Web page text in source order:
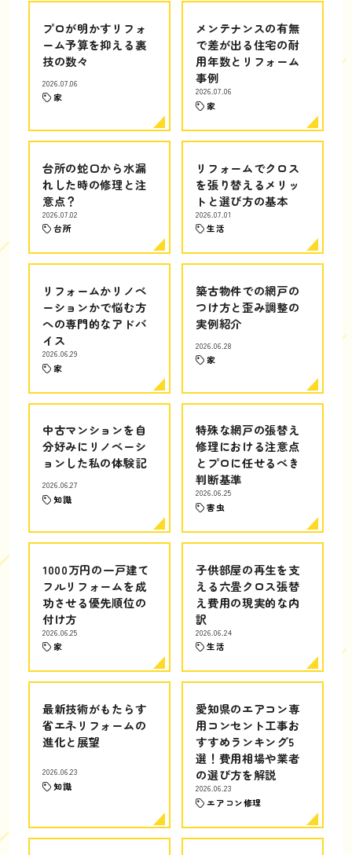
プロが明かすリフォ
ーム予算を抑える裏
技の数々
2026.07.06
家
メンテナンスの有無
で差が出る住宅の耐
用年数とリフォーム
事例
2026.07.06
家
台所の蛇口から水漏
れした時の修理と注
意点？
2026.07.02
台所
リフォームでクロス
を張り替えるメリッ
トと選び方の基本
2026.07.01
生活
リフォームかリノベ
ーションかで悩む方
への専門的なアドバ
イス
2026.06.29
家
築古物件での網戸の
つけ方と歪み調整の
実例紹介
2026.06.28
家
中古マンションを自
分好みにリノベーシ
ョンした私の体験記
2026.06.27
知識
特殊な網戸の張替え
修理における注意点
とプロに任せるべき
判断基準
2026.06.25
害虫
1000万円の一戸建て
フルリフォームを成
功させる優先順位の
付け方
2026.06.25
家
子供部屋の再生を支
える六畳クロス張替
え費用の現実的な内
訳
2026.06.24
生活
最新技術がもたらす
省エネリフォームの
進化と展望
2026.06.23
知識
愛知県のエアコン専
用コンセント工事お
すすめランキング5
選！費用相場や業者
の選び方を解説
2026.06.23
エアコン修理